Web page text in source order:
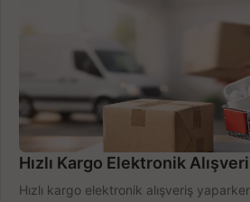
Hızlı Kargo Elektronik
Hızlı kargo elektronik alışveriş